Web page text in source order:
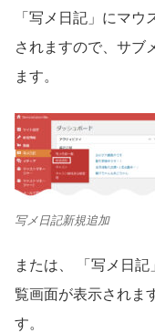
「写メ日記」にマ
されますので、サブ
ます。
写メ日記新規追加
または、 「写メ日
覧画面が表示されま
す。